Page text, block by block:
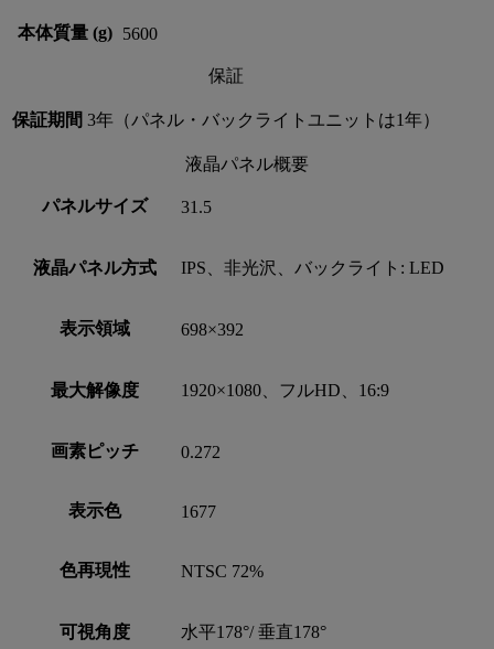
本体質量 (g) 5600
保証
保証期間 3年（パネル・バックライトユニットは1年）
液晶パネル概要
パネルサイズ 31.5
液晶パネル方式 IPS、非光沢、バックライト: LED
表示領域 698×392
最大解像度 1920×1080、フルHD、16:9
画素ピッチ 0.272
表示色 1677
色再現性 NTSC 72%
可視角度 水平178°/ 垂直178°